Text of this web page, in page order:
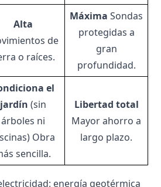
Alta
de
o raíces.
Máxima Sondas
protegidas a
gran
profundidad.
el
jardín (sin
árboles ni
Obra
sencilla.
Libertad total
Mayor ahorro a
largo plazo.
energía geotérmica